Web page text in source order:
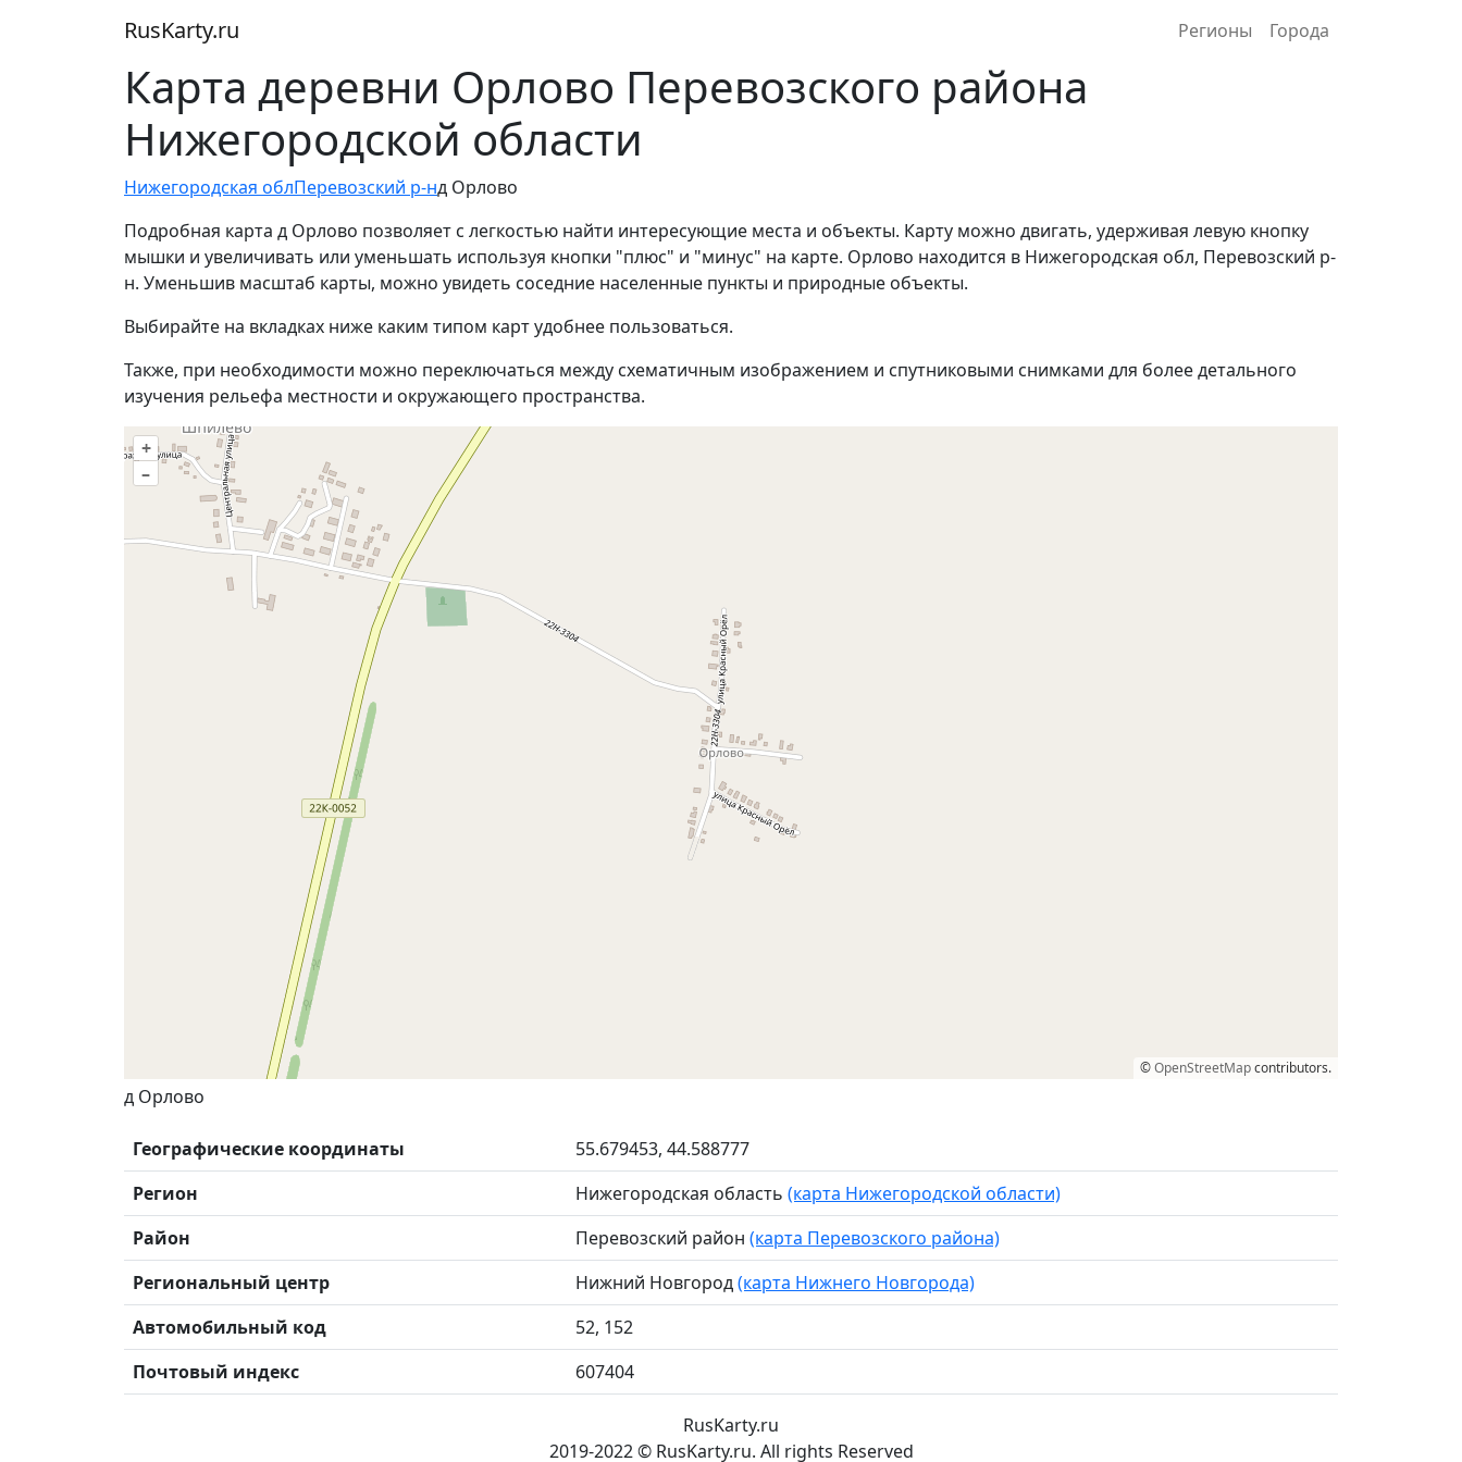
RusKarty.ru Регионы Города
Карта деревни Орлово Перевозского района
Нижегородской области
Нижегородская облПеревозский р-нд Орлово
Подробная карта д Орлово позволяет с легкостью найти интересующие места и объекты. Карту можно двигать, удерживая левую кнопку
мышки и увеличивать или уменьшать используя кнопки "плюс" и "минус" на карте. Орлово находится в Нижегородская обл, Перевозский р-
н. Уменьшив масштаб карты, можно увидеть соседние населенные пункты и природные объекты.
Выбирайте на вкладках ниже каким типом карт удобнее пользоваться.
Также, при необходимости можно переключаться между схематичным изображением и спутниковыми снимками для более детального
изучения рельефа местности и окружающего пространства.
+
–
©OpenStreetMapcontributors.
д Орлово
Географические координаты
55.679453, 44.588777
Регион
Нижегородская область (карта Нижегородской области)
Район
Перевозский район (карта Перевозского района)
Региональный центр
Нижний Новгород(карта Нижнего Новгорода)
Автомобильный код
52, 152
Почтовый индекс
607404
RusKarty.ru
2019-2022 © RusKarty.ru. All rights Reserved